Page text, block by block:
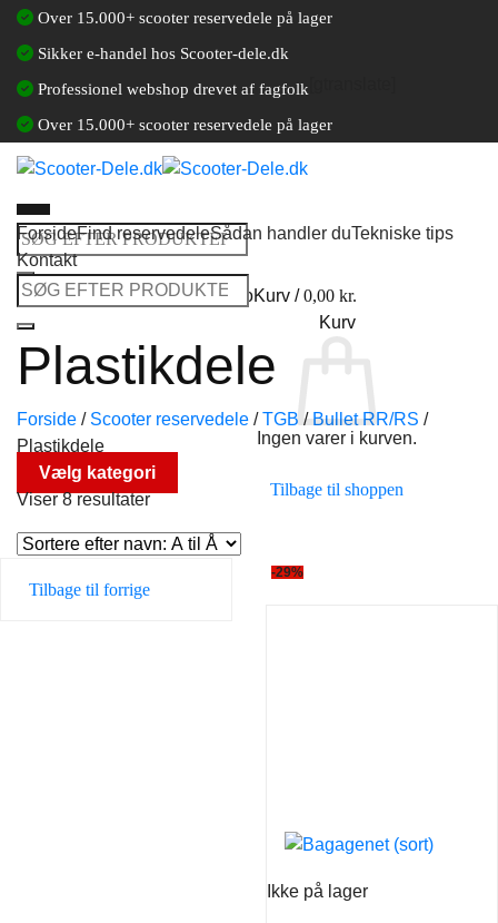
Fortsæt
indhold
Over 15.000+ scooter reservedele på lager
Sikker e-handel hos Scooter-dele.dk
Professionel webshop drevet af fagfolk
Over 15.000+ scooter reservedele på lager
Søg
efter:
Log ind / Opret en kundekontoKurv /0,00 kr.
Kurv
Ingen varer i kurven.
Tilbage til shoppen
ForsideFind reservedeleSådan handler duTekniske tips
Kontakt
Søg
efter:
Plastikdele
Forside / Scooter reservedele / TGB / Bullet RR/RS /
Plastikdele
Vælg kategori
Viser 8 resultater
Tilbage til forrige
-29%
Ikke på lager